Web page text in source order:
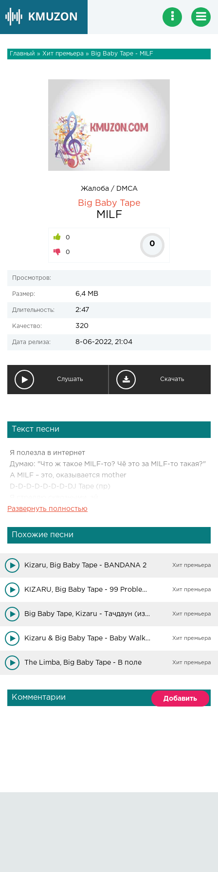
Главный » Хит премьера » Big Baby Tape - MILF
Жалоба / DMCA
Big Baby Tape
MILF
0
0
0
Просмотров:
Размер: 6,4 MB
Длительность: 2:47
Качество: 320
Дата релиза: 8-06-2022, 21:04
Слушать Скачать
Текст песни
Я полезла в интернет
Думаю: "Что ж такое MILF-то? Чё это за MILF-то такая?"
А MILF – это, оказывается mother
D-D-D-D-D-D-D-DJ Tape (пр)
Pimp nigga shit
Nigger, ты гей, what?
Пум-пум
Skinny-суке не попасть на закулисы (skinny ho)
Cypress Hill)
Она не устанет тверкать на мой wrist (эй, twerk-a-twerk,
эй, эй, what?)
Развернуть полностью
Похожие песни
Kizaru, Big Baby Tape - BANDANA 2 Хит премьера
KIZARU, Big Baby Tape - 99 Problems Хит премьера
Big Baby Tape, Kizaru - Тачдаун (из тик тока) Хит премьера
Kizaru & Big Baby Tape - Baby Walker (slowed + reverb) Хит премьера
The Limba, Big Baby Tape - В поле Хит премьера
Комментарии Добавить